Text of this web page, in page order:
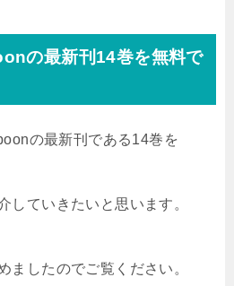
の最新刊14巻を無料で
の最新刊である14巻を
していきたいと思います。
ましたのでご覧ください。